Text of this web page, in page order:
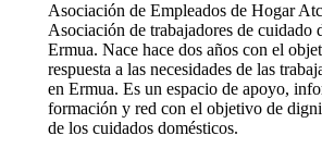
Asociación de Empleados de Hogar
Asociación de trabajadores de cuidado
Ermua. Nace hace dos años con el
respuesta a las necesidades de las
en Ermua. Es un espacio de apoyo,
formación y red con el objetivo de
de los cuidados domésticos.